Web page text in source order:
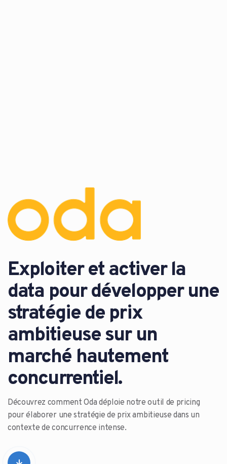
Exploiter et activer la
data pour développer une
stratégie de prix
ambitieuse sur un
marché hautement
concurrentiel.
Découvrez comment Oda déploie notre outil de pricing
pour élaborer une stratégie de prix ambitieuse dans un
contexte de concurrence intense.